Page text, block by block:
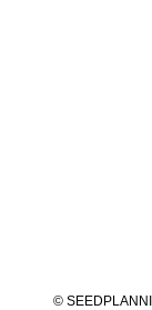
©